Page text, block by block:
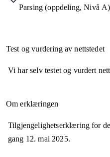
Parsing (oppdeling, Nivå A)
Test og vurdering av nettstedet
Vi har selv testet og vurdert
Om erklæringen
Tilgjengelighetserklæring for
gang 12. mai 2025.